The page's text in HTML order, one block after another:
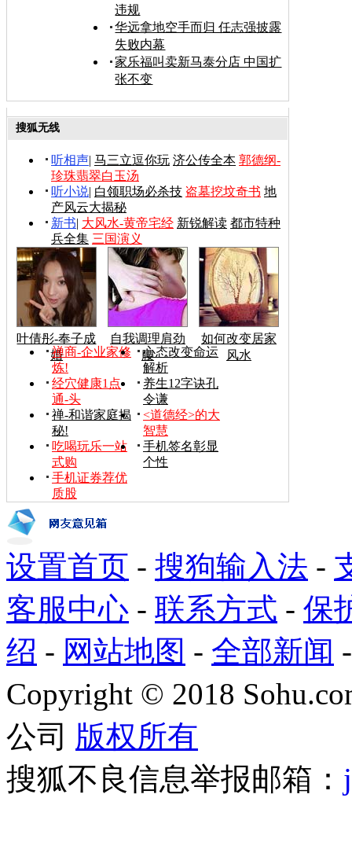
违规
华远拿地空手而归 任志强披露
失败内幕
家乐福叫卖新马泰分店 中国扩
张不变
搜狐无线
听相声| 马三立逗你玩 济公传全本 郭德纲-
珍珠翡翠白玉汤
听小说| 白领职场必杀技 盗墓挖坟奇书 地
产风云大揭秘
新书| 大风水-黄帝宅经 新锐解读 都市特种
兵全集 三国演义
叶倩彤-奉子成
婚
自我调理肩劲
腰
如何改变居家
风水
禅商-企业家修
炼!
心态改变命运
解析
经穴健康1点
通-头
养生12字诀孔
令谦
禅-和谐家庭揭
秘!
<道德经>的大
智慧
吃喝玩乐一站
式购
手机签名彰显
个性
手机证券荐优
质股
设置首页 - 搜狗输入法 -
客服中心 - 联系方式 - 保
绍 - 网站地图 - 全部新闻
Copyright © 2018
公司 版权所有
搜狐不良信息举报邮箱：